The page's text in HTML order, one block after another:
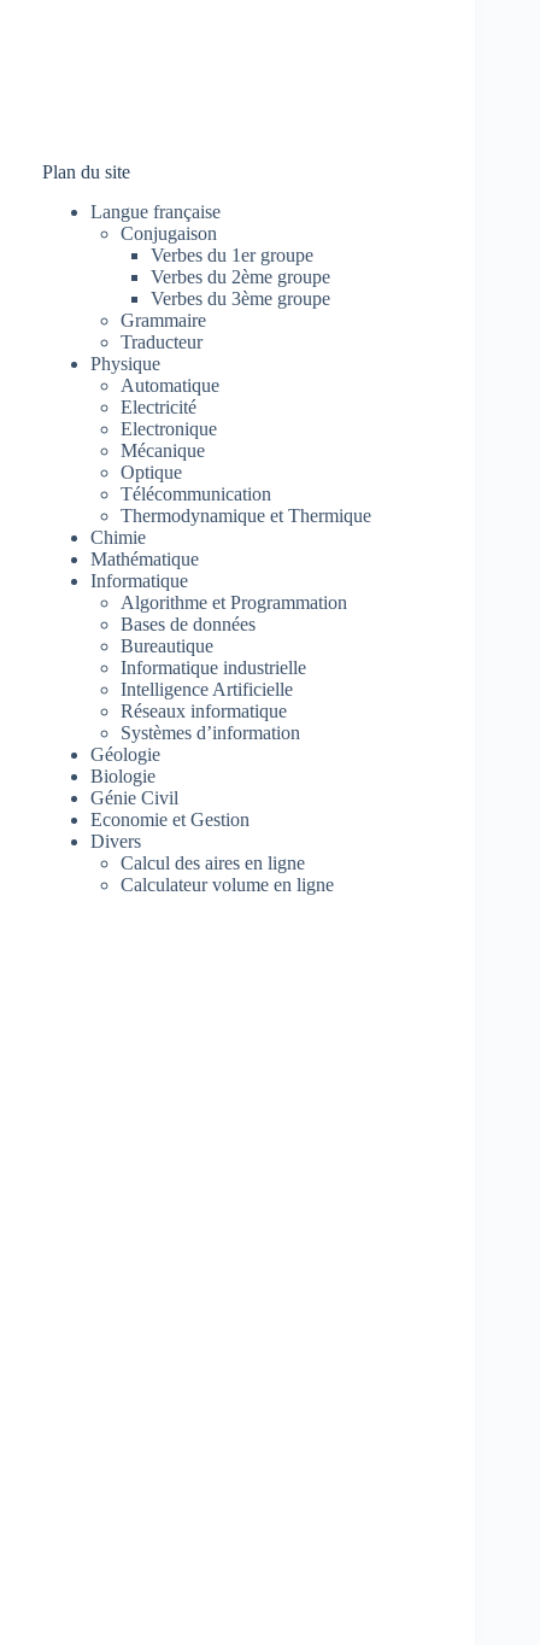
Plan du site
Langue française
Conjugaison
Verbes du 1er groupe
Verbes du 2ème groupe
Verbes du 3ème groupe
Grammaire
Traducteur
Physique
Automatique
Electricité
Electronique
Mécanique
Optique
Télécommunication
Thermodynamique et Thermique
Chimie
Mathématique
Informatique
Algorithme et Programmation
Bases de données
Bureautique
Informatique industrielle
Intelligence Artificielle
Réseaux informatique
Systèmes d’information
Géologie
Biologie
Génie Civil
Economie et Gestion
Divers
Calcul des aires en ligne
Calculateur volume en ligne